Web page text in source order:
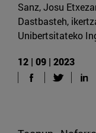
Sanz, Josu
Dastbasteh,
Unibertsitateko
12 | 09 | 2023